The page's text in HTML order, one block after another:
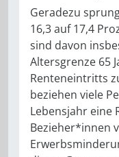
Geradezu
16,3 auf 17,4
sind davon
Altersgrenze 65
Renteneintritts
beziehen viele
Lebensjahr eine
Bezieher*innen